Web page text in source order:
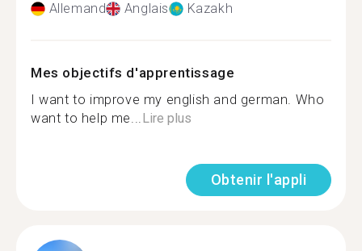
Allemand Anglais Kazakh
Mes objectifs d'apprentissage
I want to improve my english and german. Who
want to help me...Lire plus
Obtenir l'appli